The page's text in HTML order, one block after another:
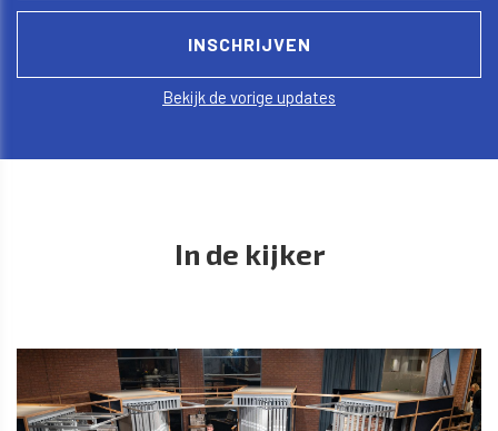
Bekijk de vorige updates
In de kijker